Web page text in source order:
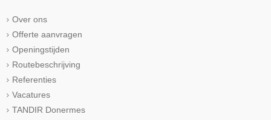
Over ons
Offerte aanvragen
Openingstijden
Routebeschrijving
Referenties
Vacatures
TANDIR Donermes